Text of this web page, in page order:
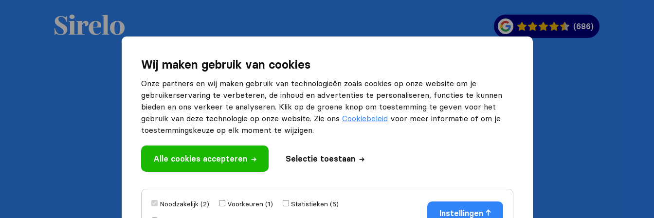
Wij maken gebruik van cookies
Onze partners en wij maken gebruik van technologieën zoals cookies op onze website om je
gebruikerservaring te verbeteren, de inhoud en advertenties te personaliseren, functies te kunnen
bieden en ons verkeer te analyseren. Klik op de groene knop om toestemming te geven voor het
gebruik van deze technologie op onze website. Zie ons Cookiebeleid voor meer informatie of om je
toestemmingskeuze op elk moment te wijzigen.
Alle cookies accepteren Selectie toestaan
Noodzakelijk (2) Voorkeuren (1)
Statistieken (5)
Instellingen
(686)